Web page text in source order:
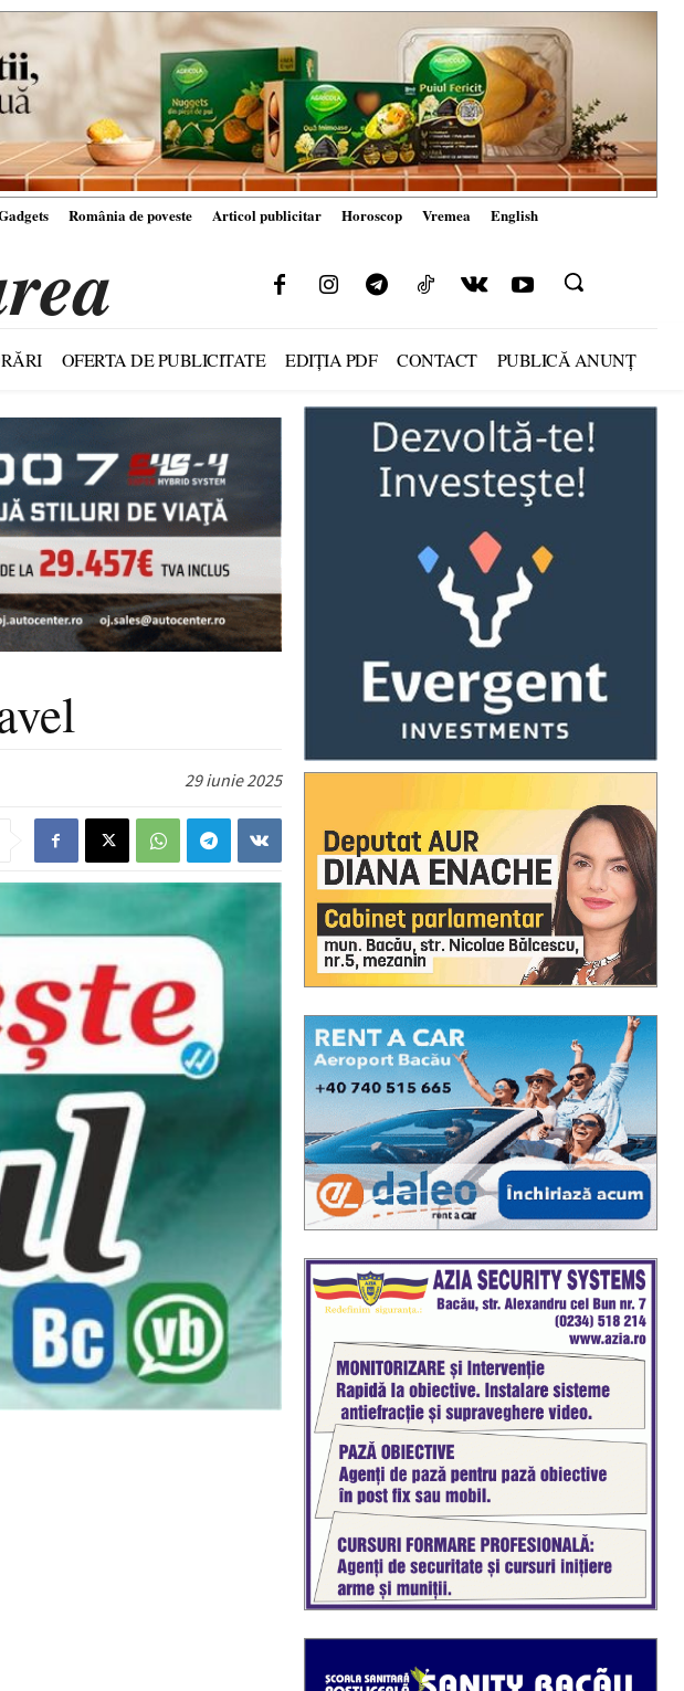
România de poveste Articol publicitar Horoscop Vremea English
OFERTA DE PUBLICITATE EDIȚIA PDF CONTACT PUBLICĂ ANUNȚ
29 iunie 2025